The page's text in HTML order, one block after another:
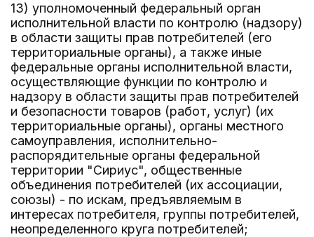
13) уполномоченный федеральный орган
исполнительной власти по контролю (надзору)
в области защиты прав потребителей (его
территориальные органы), а также иные
федеральные органы исполнительной власти,
осуществляющие функции по контролю и
надзору в области защиты прав потребителей
и безопасности товаров (работ, услуг) (их
территориальные органы), органы местного
самоуправления, исполнительно-
распорядительные органы федеральной
территории "Сириус", общественные
объединения потребителей (их ассоциации,
союзы) - по искам, предъявляемым в
интересах потребителя, группы потребителей,
неопределенного круга потребителей;